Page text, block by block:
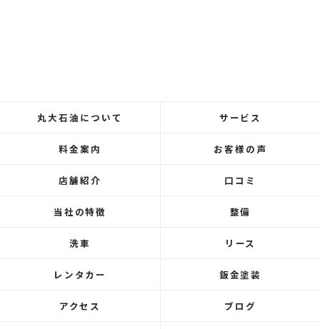
丸大石油について サービス
料金案内 お客様の声
店舗紹介 口コミ
当社の特徴 整備
洗車 リース
レンタカー 鈑金塗装
アクセス ブログ